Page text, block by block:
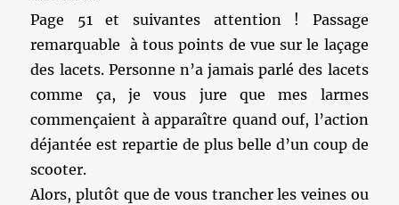
Page 51 et suivantes attention ! Passage
remarquable à tous points de vue sur le laçage
des lacets. Personne n’a jamais parlé des lacets
comme ça, je vous jure que mes larmes
commençaient à apparaître quand ouf, l’action
déjantée est repartie de plus belle d’un coup de
scooter.
Alors, plutôt que de vous trancher les veines ou